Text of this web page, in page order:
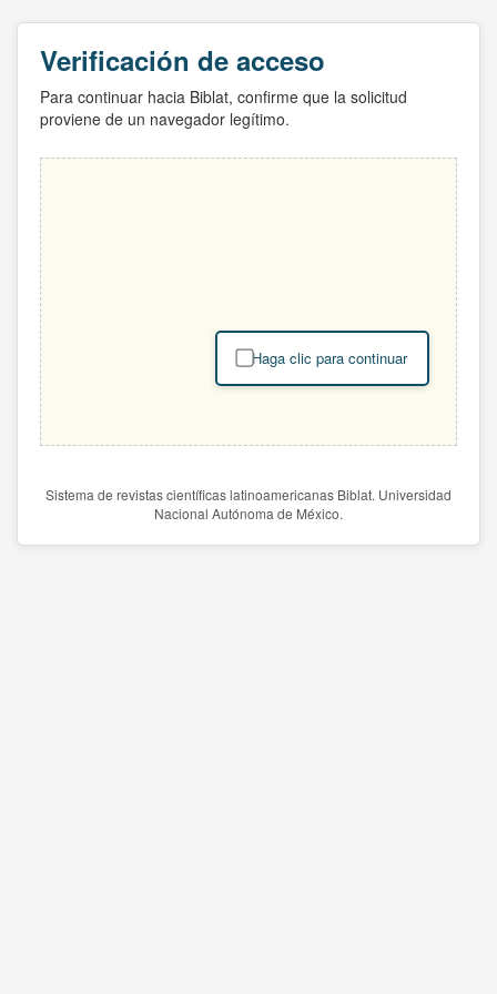
Verificación de acceso
Para continuar hacia Biblat, confirme que la solicitud
proviene de un navegador legítimo.
Haga clic para continuar
Sistema de revistas científicas latinoamericanas Biblat. Universidad
Nacional Autónoma de México.